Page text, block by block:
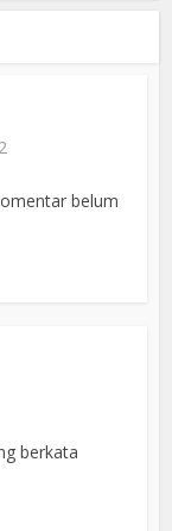
belum
berkata